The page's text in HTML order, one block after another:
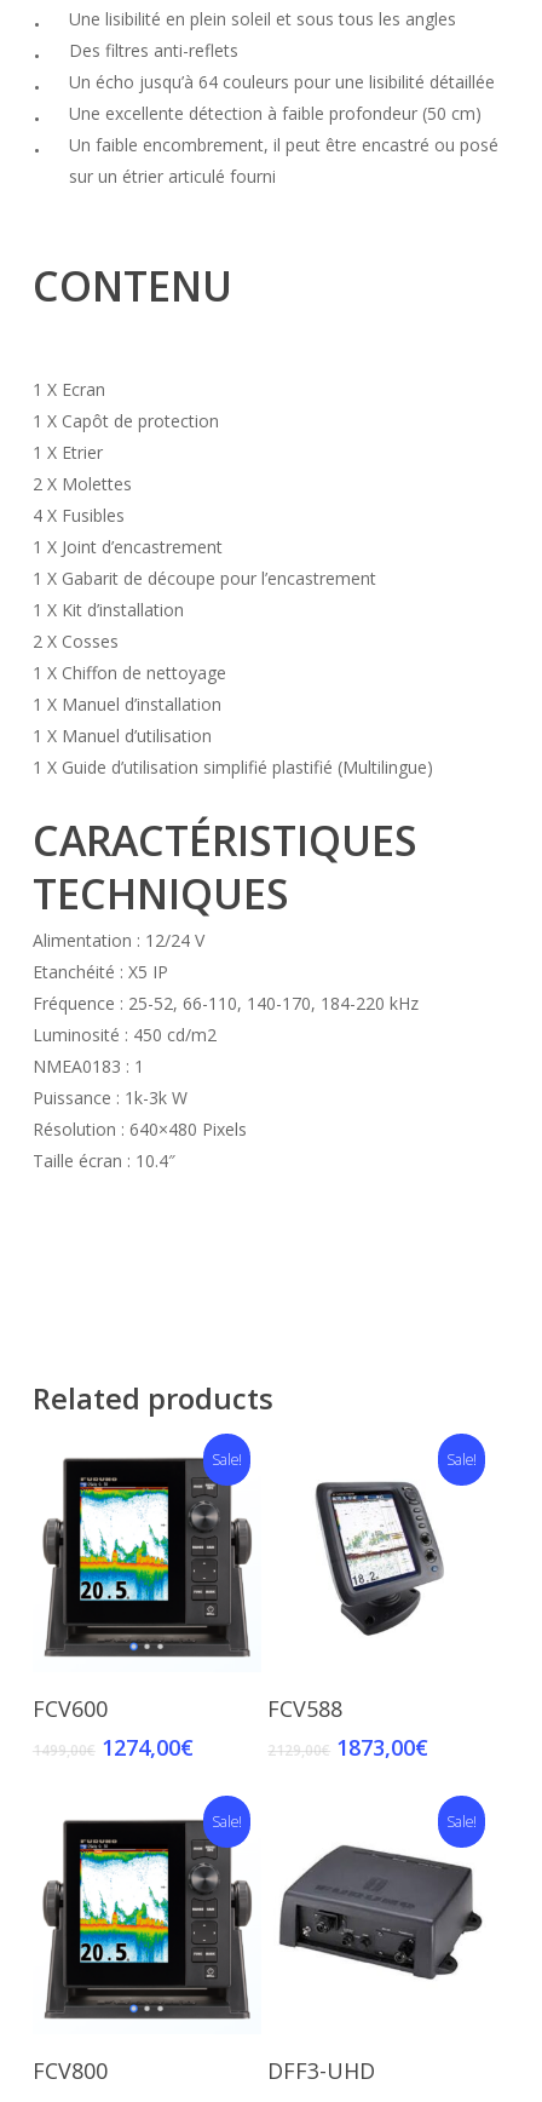
Une lisibilité en plein soleil et sous tous les angles
Des filtres anti-reflets
Un écho jusqu’à 64 couleurs pour une lisibilité détaillée
Une excellente détection à faible profondeur (50 cm)
Un faible encombrement, il peut être encastré ou posé
sur un étrier articulé fourni
CONTENU
1 X Ecran
1 X Capôt de protection
1 X Etrier
2 X Molettes
4 X Fusibles
1 X Joint d’encastrement
1 X Gabarit de découpe pour l’encastrement
1 X Kit d’installation
2 X Cosses
1 X Chiffon de nettoyage
1 X Manuel d’installation
1 X Manuel d’utilisation
1 X Guide d’utilisation simplifié plastifié (Multilingue)
CARACTÉRISTIQUES
TECHNIQUES
Alimentation : 12/24 V
Etanchéité : X5 IP
Fréquence : 25-52, 66-110, 140-170, 184-220 kHz
Luminosité : 450 cd/m2
NMEA0183 : 1
Puissance : 1k-3k W
Résolution : 640×480 Pixels
Taille écran : 10.4″
Related products
Sale!
FCV600
1499,00€ 1274,00€
Sale!
FCV588
2129,00€ 1873,00€
Sale!
FCV800
Sale!
Add To Cart
DFF3-UHD